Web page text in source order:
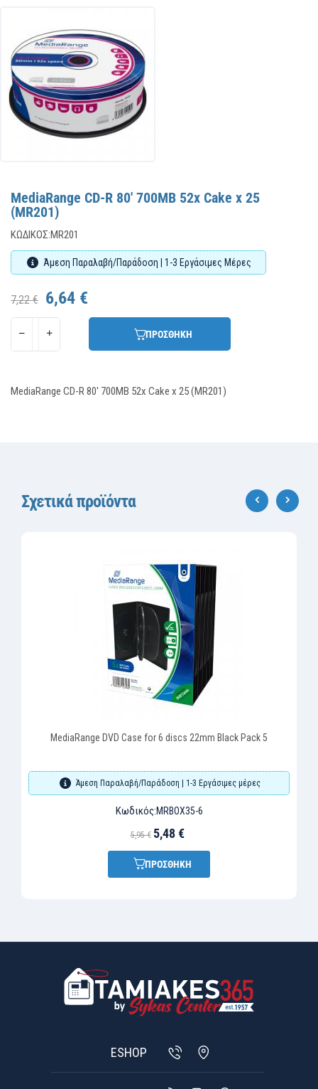
MediaRange CD-R 80' 700MB 52x Cake x 25
(MR201)
ΚΩΔΙΚΌΣ:MR201
Άμεση Παραλαβή/Παράδοση | 1-3 Εργάσιμες Μέρες
7,22 € 6,64 €
ΠΡΟΣΘΗΚΗ
MediaRange CD-R 80' 700MB 52x Cake x 25 (MR201)
Σχετικά προϊόντα
MediaRange DVD Case for 6 discs 22mm Black Pack 5
Άμεση Παραλαβή/Παράδοση | 1-3 Εργάσιμες μέρες
Κωδικός:MRBOX35-6
5,95 € 5,48 €
ΠΡΟΣΘΗΚΗ
ESHOP